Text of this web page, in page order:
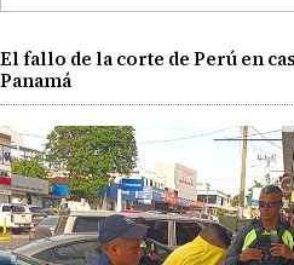
El fallo de la corte de Perú en
Panamá